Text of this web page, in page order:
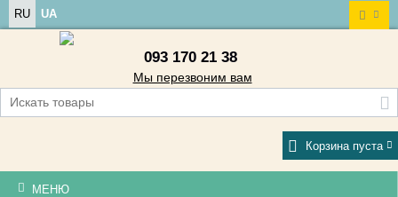
RU UA
093 170 21 38
Мы перезвоним вам
Корзина пуста
МЕНЮ